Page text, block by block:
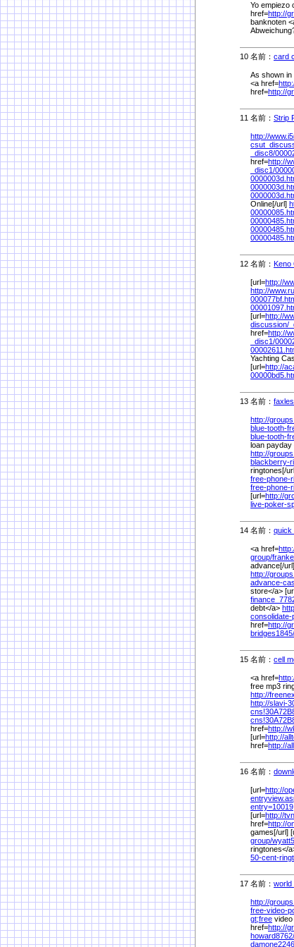
Yo empiezo
href=http://
banknoten
10 名前： card
As shown in
<a href=
href=http://
11 名前： Strip
http://
_disc8/
href=http://
_disc1/
Online[/url]
12 名前： Keno
[url=http://
http://
[url=http://
discussion/
href=http://
_disc1/
Yachting
[url=http://
13 名前：
http://
blue-tooth-
blue-tooth-
loan payday
http://
blackberry-
ringtones[/
free-phone-
free-phone-
[url=http://
live-poker-
14 名前： quick
<a href=
group/
advance[/
http://
advance-
store</a>
debt</a>
href=http://
bridges1845/
15 名前： cell
<a href=
free mp3
http://
http://slavi-
href=http://
[url=http://
href=http://
16 名前：
[url=http://
entry=10019
[url=http://
href=http://
games[/url]
group/
ringtones</
50-cent-
17 名前： world
http://
free-video-
gt;free video
href=http://
howard8762/